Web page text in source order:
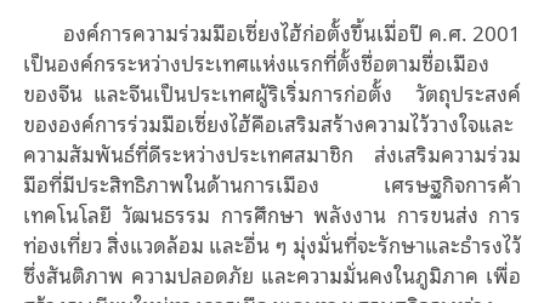
องค์การความร่วมมือเซี่ยงไฮ้ก่อตั้งขึ้นเมื่อปี ค.ศ. 2001
เป็นองค์กรระหว่างประเทศแห่งแรกที่ตั้งชื่อตามชื่อเมือง
ของจีน และจีนเป็นประเทศผู้ริเริ่มการก่อตั้ง วัตถุประสงค์
ขององค์การร่วมมือเซี่ยงไฮ้คือเสริมสร้างความไว้วางใจและ
ความสัมพันธ์ที่ดีระหว่างประเทศสมาชิก ส่งเสริมความร่วม
มือที่มีประสิทธิภาพในด้านการเมือง เศรษฐกิจการค้า
เทคโนโลยี วัฒนธรรม การศึกษา พลังงาน การขนส่ง การ
ท่องเที่ยว สิ่งแวดล้อม และอื่น ๆ มุ่งมั่นที่จะรักษาและธำรงไว้
ซึ่งสันติภาพ ความปลอดภัย และความมั่นคงในภูมิภาค เพื่อ